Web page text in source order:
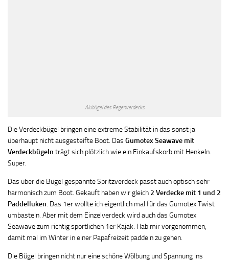
Alubügel des Regenverdecks
Die Verdeckbügel bringen eine extreme Stabilität in das sonst ja
überhaupt nicht ausgesteifte Boot. Das Gumotex Seawave mit
Verdeckbügeln trägt sich plötzlich wie ein Einkaufskorb mit Henkeln.
Super.
Das über die Bügel gespannte Spritzverdeck passt auch optisch sehr
harmonisch zum Boot. Gekauft haben wir gleich 2 Verdecke mit 1 und 2
Paddelluken. Das 1er wollte ich eigentlich mal für das Gumotex Twist
umbasteln. Aber mit dem Einzelverdeck wird auch das Gumotex
Seawave zum richtig sportlichen 1er Kajak. Hab mir vorgenommen,
damit mal im Winter in einer Papafreizeit paddeln zu gehen.
Die Bügel bringen nicht nur eine schöne Wölbung und Spannung ins